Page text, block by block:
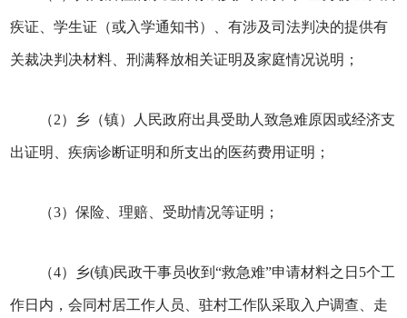
疾证、学生证（或入学通知书）、有涉及司法判决的提供有
关裁决判决材料、刑满释放相关证明及家庭情况说明；
（2）乡（镇）人民政府出具受助人致急难原因或经济支
出证明、疾病诊断证明和所支出的医药费用证明；
（3）保险、理赔、受助情况等证明；
（4）乡(镇)民政干事员收到“救急难”申请材料之日5个工
作日内，会同村居工作人员、驻村工作队采取入户调查、走